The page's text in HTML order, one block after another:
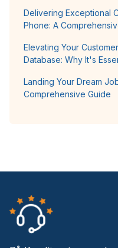
Delivering Exceptional
Phone: A
Elevating Your
Database: Why It's
Landing Your Dream
Comprehensive Guide